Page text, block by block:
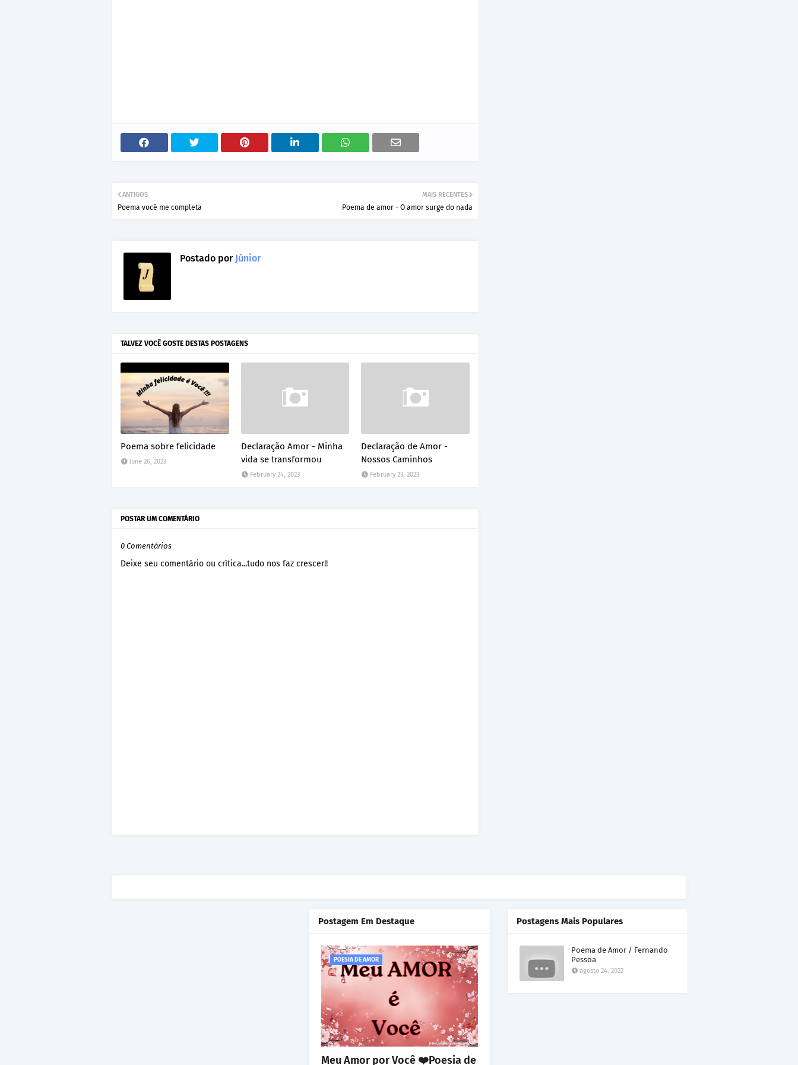
MAIS RECENTES
Poema de amor - O amor surge do nada
ANTIGOS
Poema você me completa
Postado porJúnior
TALVEZ VOCÊ GOSTE DESTAS POSTAGENS
Poema sobre felicidade
June 26, 2023
Declaração Amor - Minha
vida se transformou
February 24, 2023
Declaração de Amor -
Nossos Caminhos
February 23, 2023
POSTAR UM COMENTÁRIO
0 Comentários
Deixe seu comentário ou crítica...tudo nos faz crescer!!
Postagem Em Destaque
POESIA DE AMOR
Meu Amor por Você ❤️Poesia de
Postagens Mais Populares
Poema de Amor / Fernando
Pessoa
agosto 24, 2022